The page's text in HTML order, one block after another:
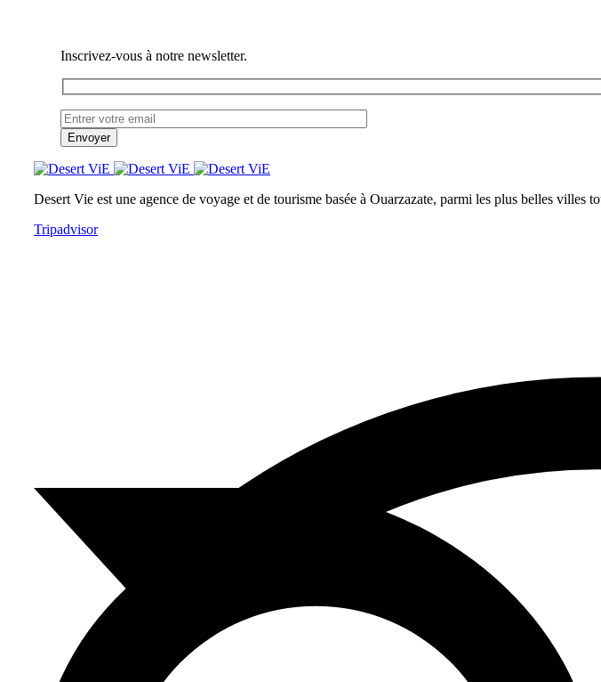
Inscrivez-vous à notre newsletter.
Desert Vie est une agence de voyage et de tourisme basée à Ouarzazate, parmi les plus belles
Tripadvisor